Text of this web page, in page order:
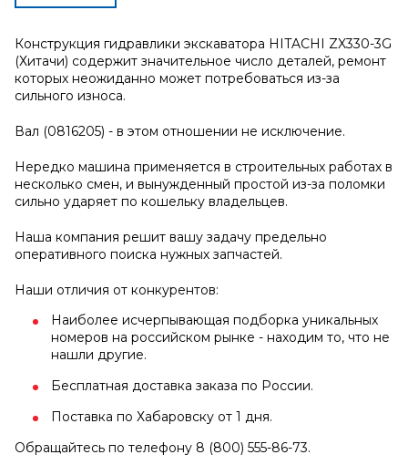
Конструкция гидравлики экскаватора HITACHI ZX330-3G
(Хитачи) содержит значительное число деталей, ремонт
которых неожиданно может потребоваться из-за
сильного износа.
Вал (0816205) - в этом отношении не исключение.
Нередко машина применяется в строительных работах в
несколько смен, и вынужденный простой из-за поломки
сильно ударяет по кошельку владельцев.
Наша компания решит вашу задачу предельно
оперативного поиска нужных запчастей.
Наши отличия от конкурентов:
Наиболее исчерпывающая подборка уникальных
номеров на российском рынке - находим то, что не
нашли другие.
Бесплатная доставка заказа по России.
Поставка по Хабаровску от 1 дня.
Обращайтесь по телефону 8 (800) 555-86-73.